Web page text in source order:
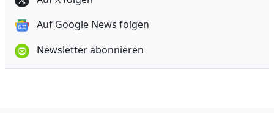
Auf Google News folgen
Newsletter abonnieren